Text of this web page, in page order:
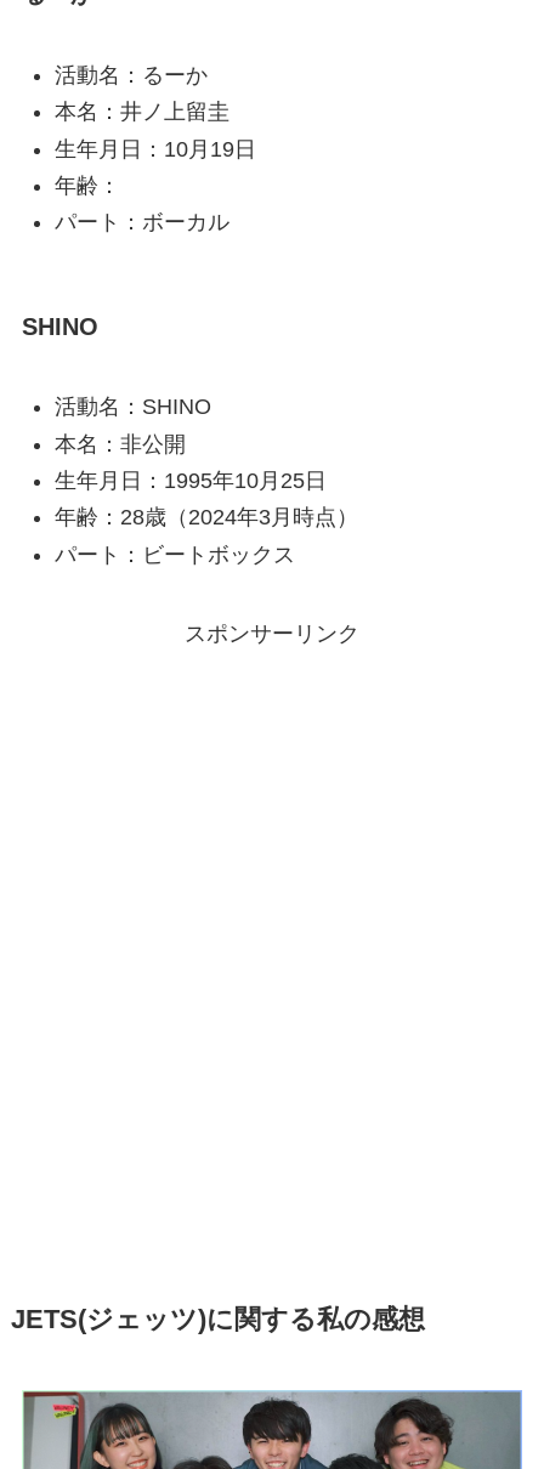
活動名：るーか
本名：井ノ上留圭
生年月日：10月19日
年齢：
パート：ボーカル
SHINO
活動名：SHINO
本名：非公開
生年月日：1995年10月25日
年齢：28歳（2024年3月時点）
パート：ビートボックス
スポンサーリンク
JETS(ジェッツ)に関する私の感想